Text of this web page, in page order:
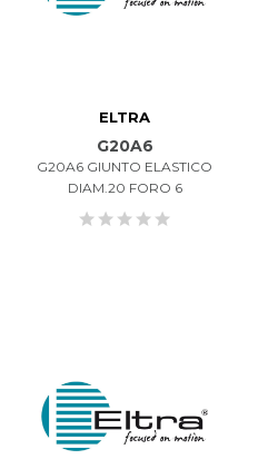
ELTRA
G20A6
G20A6 GIUNTO ELASTICO
DIAM.20 FORO 6